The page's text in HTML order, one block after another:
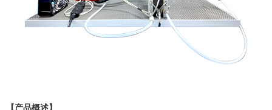
【产品概述】